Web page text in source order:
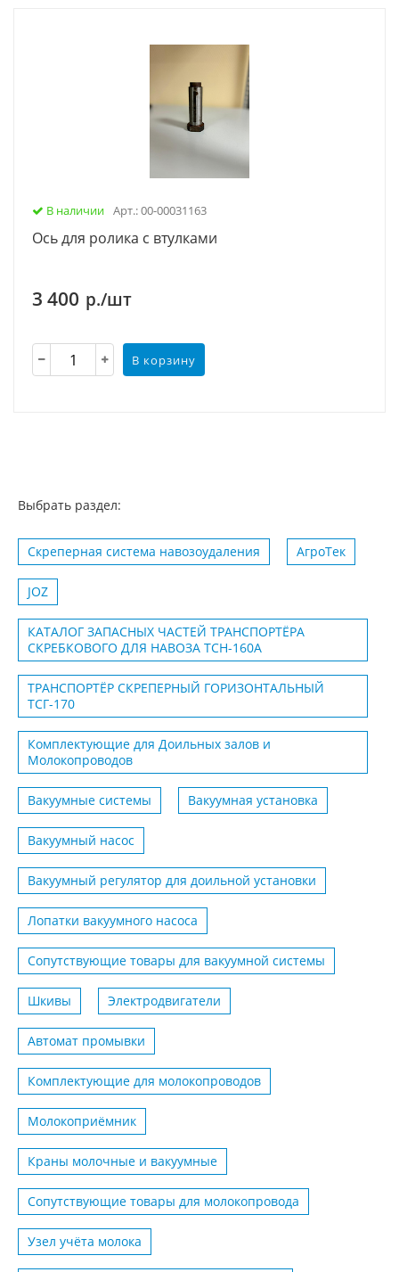
В наличии Арт.: 00-00031163
Ось для ролика с втулками
3 400 р./шт
В корзину
Выбрать раздел:
Скреперная система навозоудаления АгроТек
JOZ
КАТАЛОГ ЗАПАСНЫХ ЧАСТЕЙ ТРАНСПОРТЁРА
СКРЕБКОВОГО ДЛЯ НАВОЗА ТСН-160А
ТРАНСПОРТЁР СКРЕПЕРНЫЙ ГОРИЗОНТАЛЬНЫЙ
ТСГ-170
Комплектующие для Доильных залов и
Молокопроводов
Вакуумные системы Вакуумная установка
Вакуумный насос
Вакуумный регулятор для доильной установки
Лопатки вакуумного насоса
Сопутствующие товары для вакуумной системы
Шкивы Электродвигатели
Автомат промывки
Комплектующие для молокопроводов
Молокоприёмник
Краны молочные и вакуумные
Сопутствующие товары для молокопровода
Узел учёта молока